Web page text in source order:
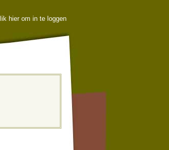
hier om in te loggen